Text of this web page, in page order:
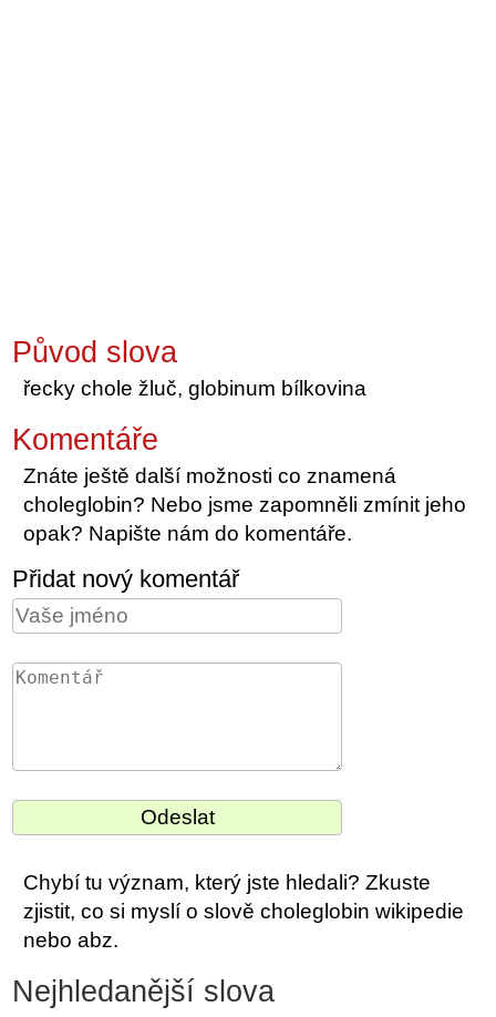
Původ slova
řecky chole žluč, globinum bílkovina
Komentáře
Znáte ještě další možnosti co znamená
choleglobin? Nebo jsme zapomněli zmínit jeho
opak? Napište nám do komentáře.
Přidat nový komentář
Chybí tu význam, který jste hledali? Zkuste
zjistit, co si myslí o slově choleglobin wikipedie
nebo abz.
Nejhledanější slova